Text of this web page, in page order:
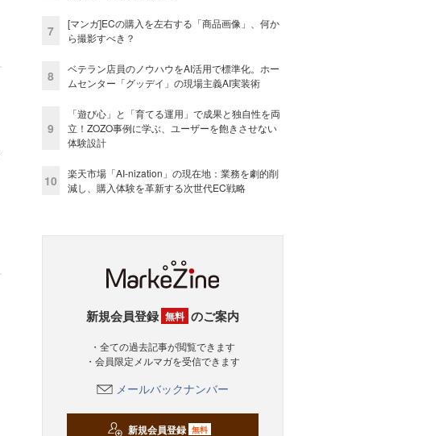
7
[マンガ]ECの購入を左右する「商品画像」、何か
ら撮影すべき？
8
ベテラン店員のノウハウをAI活用で標準化。ホー
ムセンター「グッデイ」の現場主義AI実装術
9
「遊び心」と「育てる運用」で成果と独自性を両
立！ZOZO事例に学ぶ、ユーザーを飽きさせない
体験設計
10
楽天市場「AI-nization」の現在地：業務を劇的削
減し、購入体験を革新する次世代EC戦略
新規会員登録 無料 のご案内
・全ての過去記事が閲覧できます
・会員限定メルマガを受信できます
メールバックナンバー
新規会員登録 無料